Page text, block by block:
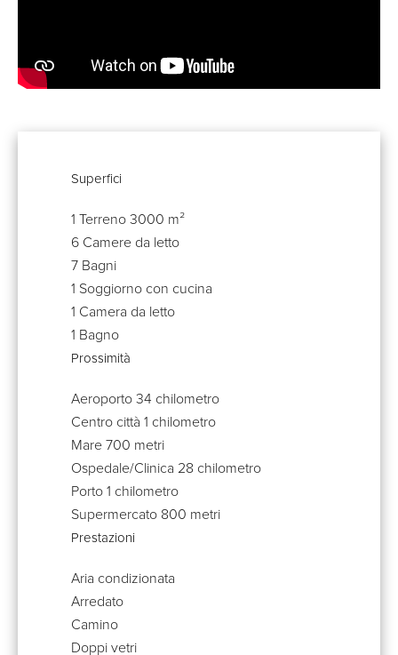
Superfici
1 Terreno 3000 m²
6 Camere da letto
7 Bagni
1 Soggiorno con cucina
1 Camera da letto
1 Bagno
Prossimità
Aeroporto 34 chilometro
Centro città 1 chilometro
Mare 700 metri
Ospedale/Clinica 28 chilometro
Porto 1 chilometro
Supermercato 800 metri
Prestazioni
Aria condizionata
Arredato
Camino
Doppi vetri